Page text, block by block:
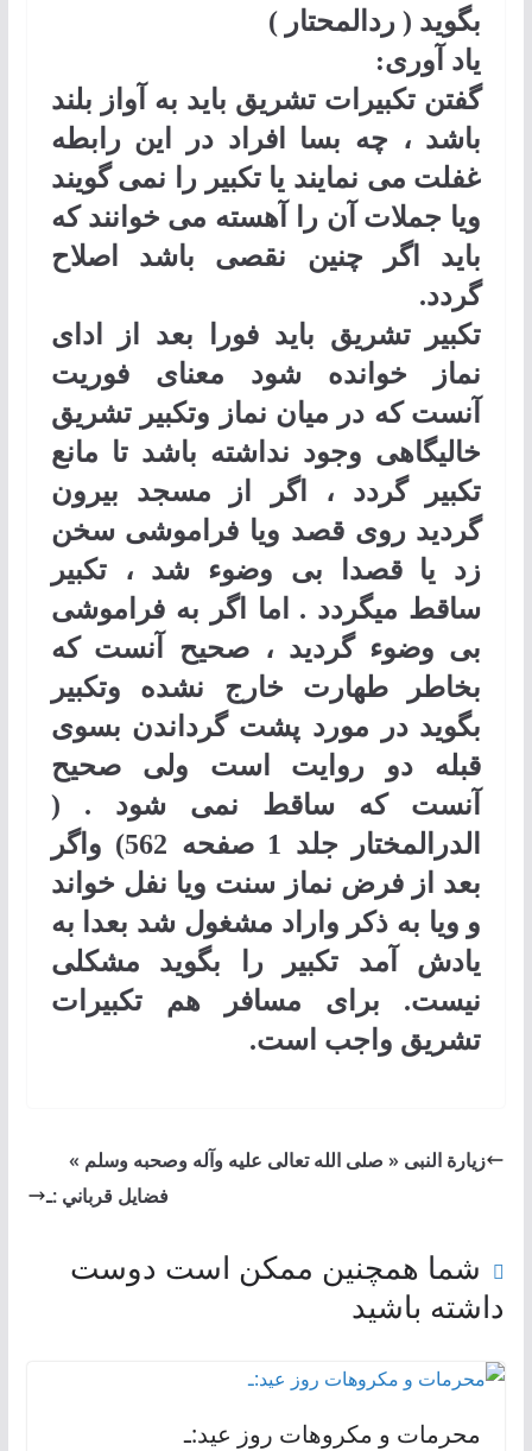
بگوید ( ردالمحتار )
یاد آوری:
گفتن تکبیرات تشریق باید به آواز بلند
باشد ، چه بسا افراد در این رابطه
غفلت می نمایند یا تکبیر را نمی گویند
ویا جملات آن را آهسته می خوانند که
باید اگر چنین نقصی باشد اصلاح
گردد.
تکبیر تشریق باید فورا بعد از ادای
نماز خوانده شود معنای فوریت
آنست که در میان نماز وتکبیر تشریق
خالیگاهی وجود نداشته باشد تا مانع
تکبیر گردد ، اگر از مسجد بیرون
گردید روی قصد ویا فراموشی سخن
زد یا قصدا بی وضوء شد ، تکبیر
ساقط میگردد . اما اگر به فراموشی
بی وضوء گردید ، صحیح آنست که
بخاطر طهارت خارج نشده وتکبیر
بگوید در مورد پشت گرداندن بسوی
قبله دو روایت است ولی صحیح
آنست که ساقط نمی شود . (
الدرالمختار جلد 1 صفحه 562) واگر
بعد از فرض نماز سنت ویا نفل خواند
و ویا به ذکر واراد مشغول شد بعدا به
یادش آمد تکبیر را بگوید مشکلی
نیست. برای مسافر هم تکبیرات
تشریق واجب است.
زیارة النبی « صلی الله تعالی علیه وآله وصحبه وسلم »
فضايل قرباني :ـ
شما همچنین ممکن است دوست
داشته باشید
محرمات و مکروهات روز عید:ـ